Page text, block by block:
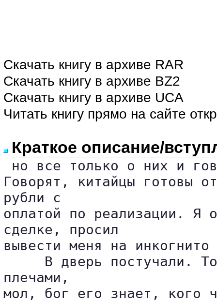
Скачать книгу в архиве RAR
Скачать книгу в архиве BZ2
Скачать книгу в архиве UCA
Читать книгу прямо на сайте
Краткое описание/
но все только о них и
Говорят, китайцы готовы
рубли с
оплатой по реализации. Я
сделке, просил
вывести меня на
В дверь постучали.
плечами,
мол, бог его знает, кого